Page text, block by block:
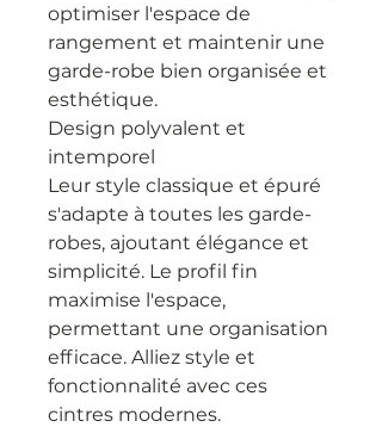
optimiser l'espace de
rangement et maintenir une
garde-robe bien organisée et
esthétique.
Design polyvalent et
intemporel
Leur style classique et épuré
s'adapte à toutes les garde-
robes, ajoutant élégance et
simplicité. Le profil fin
maximise l'espace,
permettant une organisation
efficace. Alliez style et
fonctionnalité avec ces
cintres modernes.